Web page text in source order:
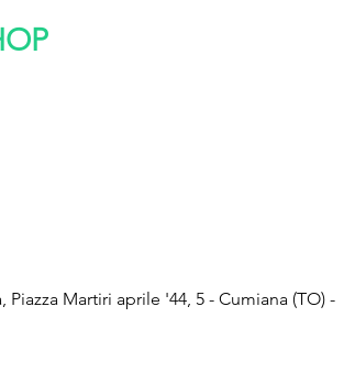
Piazza Martiri aprile '44, 5 - Cumiana (TO) -